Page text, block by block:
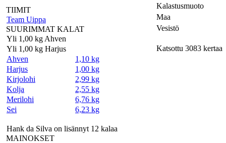
TIIMIT
Team Uippa
SUURIMMAT KALAT
Yli 1,00 kg Ahven
Yli 1,00 kg Harjus
Ahven
1,10 kg
Harjus
1,00 kg
Kirjolohi
2,99 kg
Kolja
2,55 kg
Merilohi
6,76 kg
Sei
6,23 kg
Hank da Silva on lisännyt 12 kalaa
MAINOKSET
Kalastusmuoto
Maa
Vesistö
Katsottu 3083 kertaa